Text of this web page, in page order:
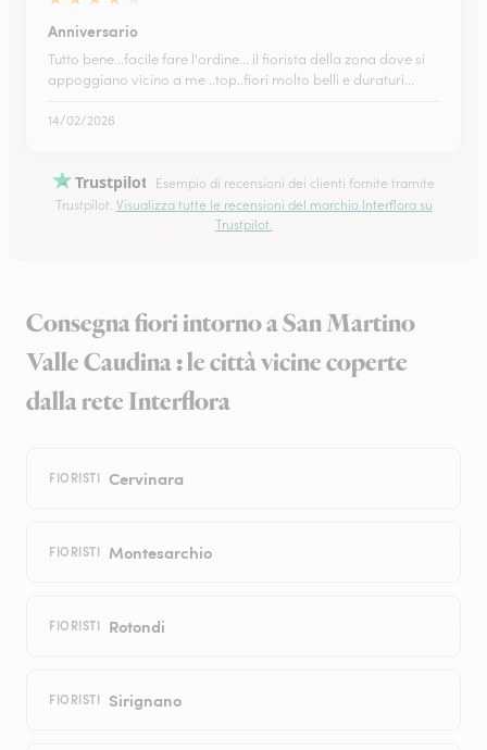
Anniversario
Tutto bene...facile fare l'ordine... il fiorista della zona dove si
appoggiano vicino a me ..top..fiori molto belli e duraturi...
14/02/2026
Trustpilot
Esempio di recensioni dei clienti fornite tramite
Trustpilot. Visualizza tutte le recensioni del marchio Interflora su
Trustpilot.
Consegna fiori intorno a San Martino
Valle Caudina : le città vicine coperte
dalla rete Interflora
FIORISTI Cervinara
FIORISTI Montesarchio
FIORISTI Rotondi
FIORISTI Sirignano